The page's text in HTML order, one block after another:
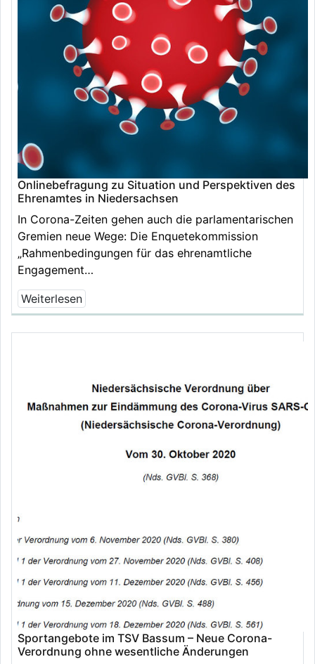
Onlinebefragung zu Situation und Perspektiven des
Ehrenamtes in Niedersachsen
In Corona-Zeiten gehen auch die parlamentarischen
Gremien neue Wege: Die Enquetekommission
„Rahmenbedingungen für das ehrenamtliche
Engagement…
Weiterlesen
Sportangebote im TSV Bassum – Neue Corona-
Verordnung ohne wesentliche Änderungen